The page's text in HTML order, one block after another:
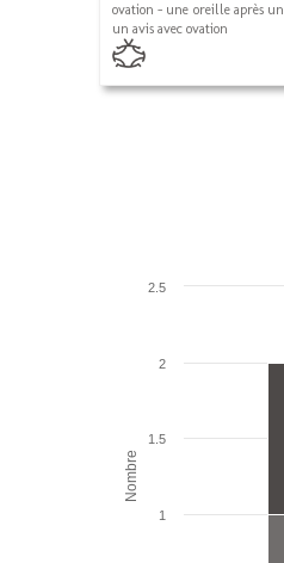
ovation - une oreille après
un avis avec ovation
Nombre
1
1.5
2
2.5